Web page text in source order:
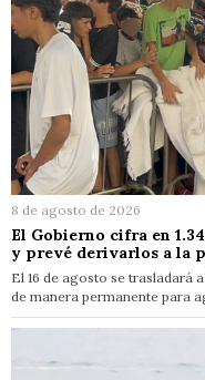
8 de agosto de 2026
El Gobierno cifra en
y prevé derivarlos a la
El 16 de agosto se trasladará
de manera permanente para